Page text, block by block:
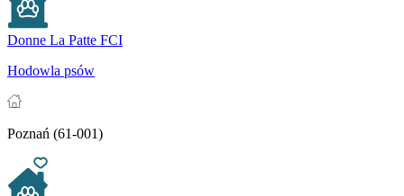
Donne La Patte FCI
Hodowla psów
Poznań (61-001)